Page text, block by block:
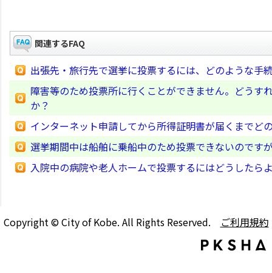
関連するFAQ
出張先・旅行先で選挙に投票するには、どのような手
障害等のため投票所に行くことができません。どうす
か？
インターネット申請してから所得証明書が届くまでど
選挙期間中は船舶に乗船中のため投票できないのです
入院中の病院や老人ホームで投票するにはどうしたら
Copyright © City of Kobe. All Rights Reserved. ご利用規約